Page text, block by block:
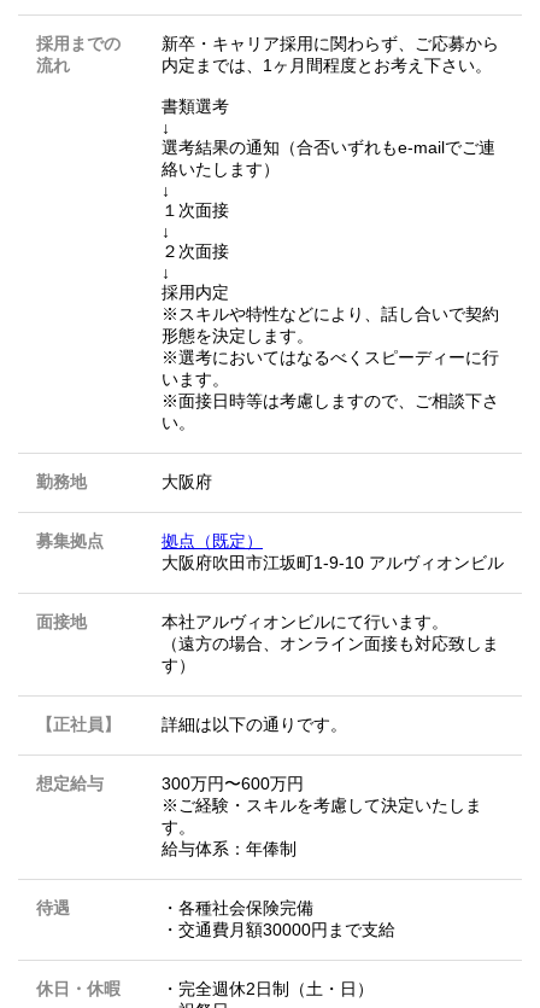
採用までの
流れ
新卒・キャリア採用に関わらず、ご応募から
内定までは、1ヶ月間程度とお考え下さい。
書類選考
↓
選考結果の通知（合否いずれもe-mailでご連
絡いたします）
↓
１次面接
↓
２次面接
↓
採用内定
※スキルや特性などにより、話し合いで契約
形態を決定します。
※選考においてはなるべくスピーディーに行
います。
※面接日時等は考慮しますので、ご相談下さ
い。
勤務地 大阪府
募集拠点
拠点（既定）
大阪府吹田市江坂町1-9-10 アルヴィオンビル
面接地
本社アルヴィオンビルにて行います。
（遠方の場合、オンライン面接も対応致しま
す）
【正社員】 詳細は以下の通りです。
想定給与
300万円〜600万円
※ご経験・スキルを考慮して決定いたしま
す。
給与体系：年俸制
待遇
・各種社会保険完備
・交通費月額30000円まで支給
休日・休暇
・完全週休2日制（土・日）